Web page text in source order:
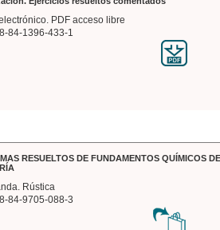
PDF acceso libre
84-1396-433-1
RESUELTOS DE FUNDAMENTOS QUÍMICOS
Rústica
84-9705-088-3